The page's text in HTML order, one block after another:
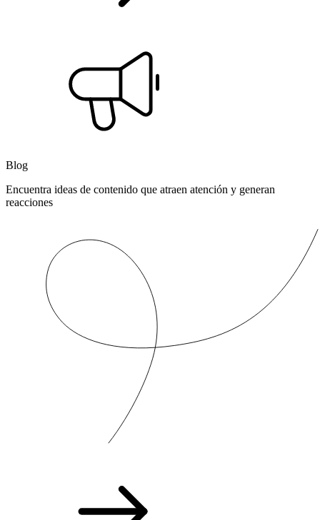
Blog
Encuentra ideas de contenido que atraen atención y generan
reacciones